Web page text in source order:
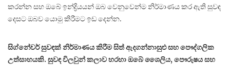
කරන්න සහ ඔබේ ඉන්ද්‍රියයන් ඔබ වෙනුවෙන්ම නිර්මාණය කර ඇති සුවඳ
දෙසට ඔබව යොමු කිරීමට ඉඩ දෙන්න.
සිග්නේචර් සුවඳක් නිර්මාණය කිරීම සිත් ඇදගන්නාසුළු සහ පෞද්ගලික
උත්සාහයකි. සුවඳ විලවුන් කලාව හරහා ඔබේ ශෛලිය, පෞරුෂය සහ